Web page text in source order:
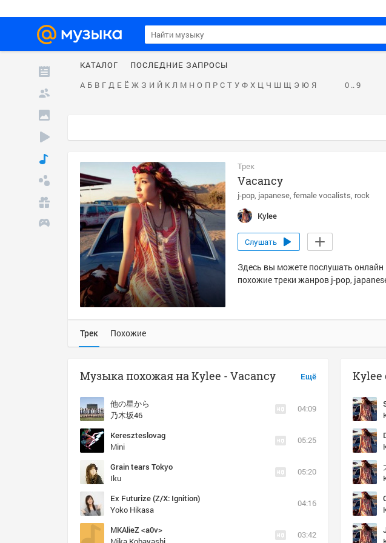
КАТАЛОГ
ПОСЛЕДНИЕ ЗАПРОСЫ
А Б В Г Д Е Ё Ж З И Й К Л М Н О П Р С Т У Ф Х Ц Ч Ш Щ Э Ю Я 0 .. 9
Трек
Vacancy
j-pop japanese female vocalists rock
Kylee
Слушать
Здесь вы можете послушать онлайн
похожие треки жанров j-pop,
Трек Похожие
Ещё
Музыка похожая на Kylee - Vacancy
他の星から
乃木坂46
04:09
Kereszteslovag
Mini
05:25
Grain tears Tokyo
Iku
05:20
Ex Futurize (Z/X: Ignition)
Yoko Hikasa
04:16
MKAlieZ <a0v>
03:42
Kylee